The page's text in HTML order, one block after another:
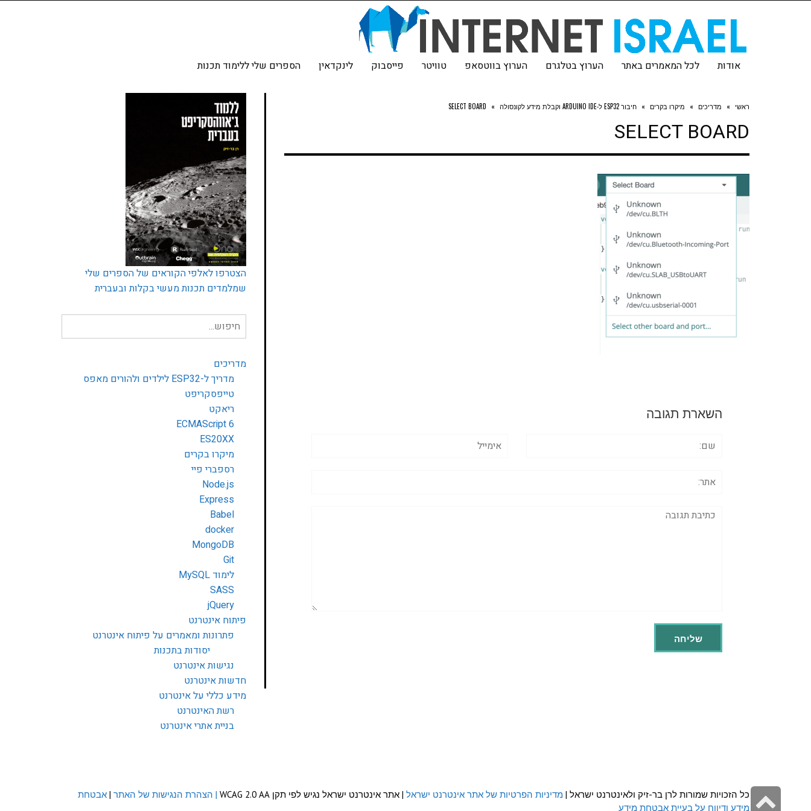
אודות לכל המאמרים באתר הערוץ בטלגרם הערוץ בווטסאפ טוויטר פייסבוק לינקדאין הספרים שלי ללימוד תכנות
ראשי » מדריכים » מיקרו בקרים » חיבור ESP32 ל-ARDUINO IDE וקבלת מידע לקונסולה »
SELECT BOARD
SELECT BOARD
השארת תגובה
תגובה
הצטרפו לאלפי הקוראים של הספרים שלי
שמלמדים תכנות מעשי בקלות ובעברית
חיפוש
עבור:
מדריכים
מדריך ל-ESP32 לילדים ולהורים מאפס
טייפסקריפט
ריאקט
ECMAScript 6
ES20XX
מיקרו בקרים
רספברי פיי
Node.js
Express
Babel
docker
MongoDB
Git
לימוד MySQL
SASS
jQuery
פיתוח אינטרנט
פתרונות ומאמרים על פיתוח אינטרנט
יסודות בתכנות
נגישות אינטרנט
חדשות אינטרנט
מידע כללי על אינטרנט
רשת האינטרנט
בניית אתרי אינטרנט
כל הזכויות שמורות לרן בר-זיק ולאינטרנט ישראל | מדיניות הפרטיות של אתר אינטרנט ישראל | אתר אינטרנט ישראל נגיש לפי תקן WCAG 2.0 AA | הצהרת הנגישות של האתר | אבטחת
מידע ודיווח על בעיית אבטחת מידע
גלילה